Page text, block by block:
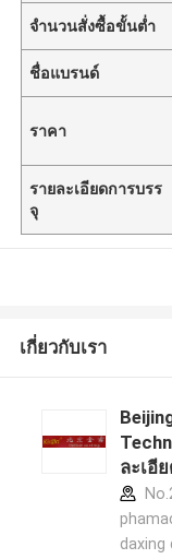
จำนวนสั่งซื้อขั้นต่ำ
ชื่อแบรนด์
ราคา
รายละเอียดการบรร
จุ
เกี่ยวกับเรา
ละเอี
daxing